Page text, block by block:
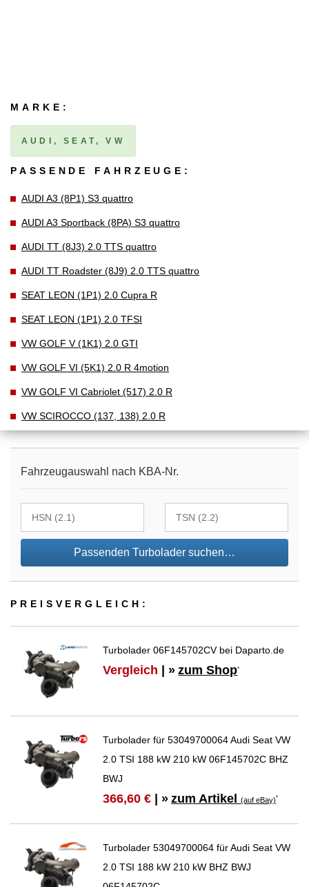
MARKE:
AUDI, SEAT, VW
PASSENDE FAHRZEUGE:
AUDI A3 (8P1) S3 quattro
AUDI A3 Sportback (8PA) S3 quattro
AUDI TT (8J3) 2.0 TTS quattro
AUDI TT Roadster (8J9) 2.0 TTS quattro
SEAT LEON (1P1) 2.0 Cupra R
SEAT LEON (1P1) 2.0 TFSI
VW GOLF V (1K1) 2.0 GTI
VW GOLF VI (5K1) 2.0 R 4motion
VW GOLF VI Cabriolet (517) 2.0 R
VW SCIROCCO (137, 138) 2.0 R
Fahrzeugauswahl nach KBA-Nr.
Passenden Turbolader suchen…
PREIS­VER­GLEICH:
Turbolader 06F145702CV bei Daparto.de
Vergleich | » zum Shop*
Turbolader für 53049700064 Audi Seat VW
2.0 TSI 188 kW 210 kW 06F145702C BHZ
BWJ
366,60 € | » zum Artikel(auf eBay)*
Turbolader 53049700064 für Audi Seat VW
2.0 TSI 188 kW 210 kW BHZ BWJ